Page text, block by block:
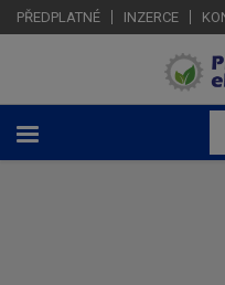
PŘEDPLATNÉ INZERCE